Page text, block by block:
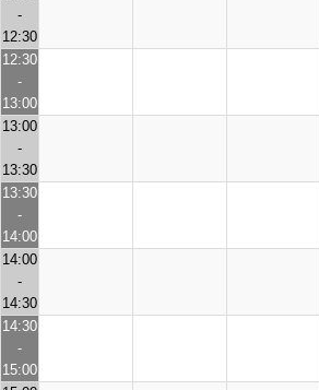
-
12:30
12:30
-
13:00
13:00
-
13:30
13:30
-
14:00
14:00
-
14:30
14:30
-
15:00